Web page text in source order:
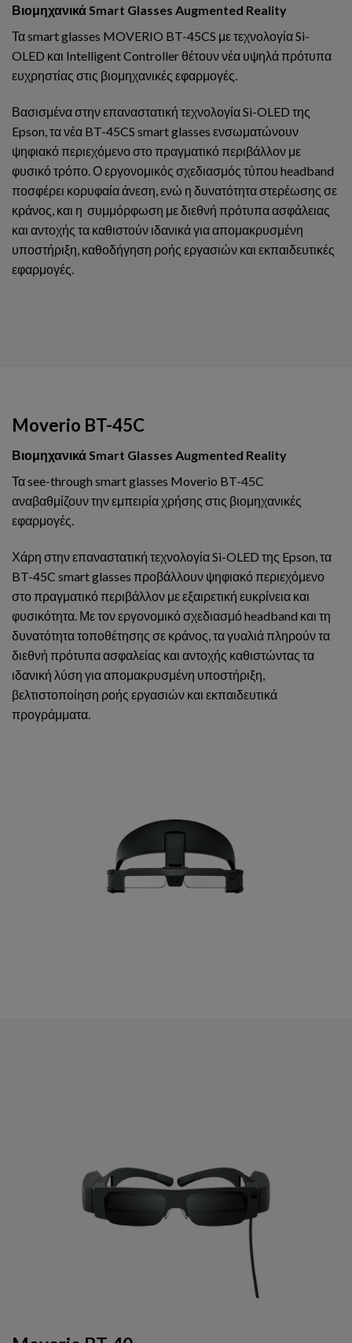
Βιομηχανικά Smart Glasses Augmented Reality
Τα smart glasses MOVERIO BT-45CS με τεχνολογία Si-
OLED και Intelligent Controller θέτουν νέα υψηλά πρότυπα
ευχρηστίας στις βιομηχανικές εφαρμογές.
Βασισμένα στην επαναστατική τεχνολογία Si-OLED της
Epson, τα νέα BT-45CS smart glasses ενσωματώνουν
ψηφιακό περιεχόμενο στο πραγματικό περιβάλλον με
φυσικό τρόπο. Ο εργονομικός σχεδιασμός τύπου headband
ποσφέρει κορυφαία άνεση, ενώ η δυνατότητα στερέωσης σε
κράνος, και η συμμόρφωση με διεθνή πρότυπα ασφάλειας
και αντοχής τα καθιστούν ιδανικά για απομακρυσμένη
υποστήριξη, καθοδήγηση ροής εργασιών και εκπαιδευτικές
εφαρμογές.
Moverio BT-45C
Βιομηχανικά Smart Glasses Augmented Reality
Τα see-through smart glasses Moverio BT-45C
αναβαθμίζουν την εμπειρία χρήσης στις βιομηχανικές
εφαρμογές.
Χάρη στην επαναστατική τεχνολογία Si-OLED της Epson, τα
BT-45C smart glasses προβάλλουν ψηφιακό περιεχόμενο
στο πραγματικό περιβάλλον με εξαιρετική ευκρίνεια και
φυσικότητα. Με τον εργονομικό σχεδιασμό headband και τη
δυνατότητα τοποθέτησης σε κράνος, τα γυαλιά πληρούν τα
διεθνή πρότυπα ασφαλείας και αντοχής καθιστώντας τα
ιδανική λύση για απομακρυσμένη υποστήριξη,
βελτιστοποίηση ροής εργασιών και εκπαιδευτικά
προγράμματα.